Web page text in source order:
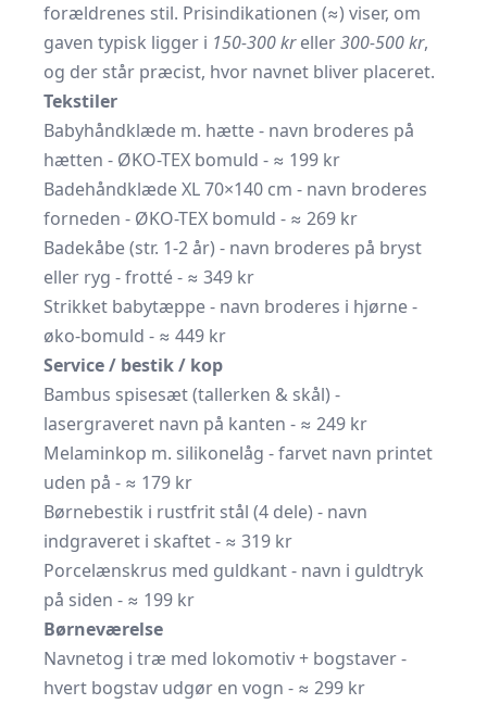
forældrenes stil. Pris­indikationen (≈) viser, om
gaven typisk ligger i 150-300 kreller300-500 kr,
og der står præcist, hvor navnet bliver placeret.
Tekstiler
Babyhåndklæde m. hætte - navn broderes på
hætten - ØKO-TEX bomuld - ≈ 199 kr
Badehåndklæde XL 70×140 cm - navn broderes
forneden - ØKO-TEX bomuld - ≈ 269 kr
Badekåbe (str. 1-2 år) - navn broderes på bryst
eller ryg - frotté - ≈ 349 kr
Strikket babytæppe - navn broderes i hjørne -
øko-bomuld - ≈ 449 kr
Service / bestik / kop
Bambus spisesæt (tallerken & skål) -
lasergraveret navn på kanten - ≈ 249 kr
Melaminkop m. silikone­låg - farvet navn printet
uden på - ≈ 179 kr
Børnebestik i rustfrit stål (4 dele) - navn
indgraveret i skaftet - ≈ 319 kr
Porcelænskrus med guldkant - navn i guldtryk
på siden - ≈ 199 kr
Børneværelse
Navnetog i træ med lokomotiv + bogstaver -
hvert bogstav udgør en vogn - ≈ 299 kr